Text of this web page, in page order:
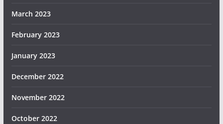
March 2023
February 2023
January 2023
December 2022
November 2022
October 2022